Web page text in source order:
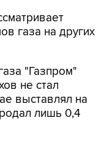
газа на других
"Газпром"
не стал
выставлял на
лишь 0,4